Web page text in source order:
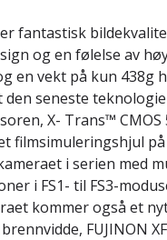
fantastisk
og en følelse av
en vekt på kun 438g
den seneste
X- Trans™ CMOS
filmsimuleringshjul
i serien med
i FS1- til FS3-
kommer også et
FUJINON